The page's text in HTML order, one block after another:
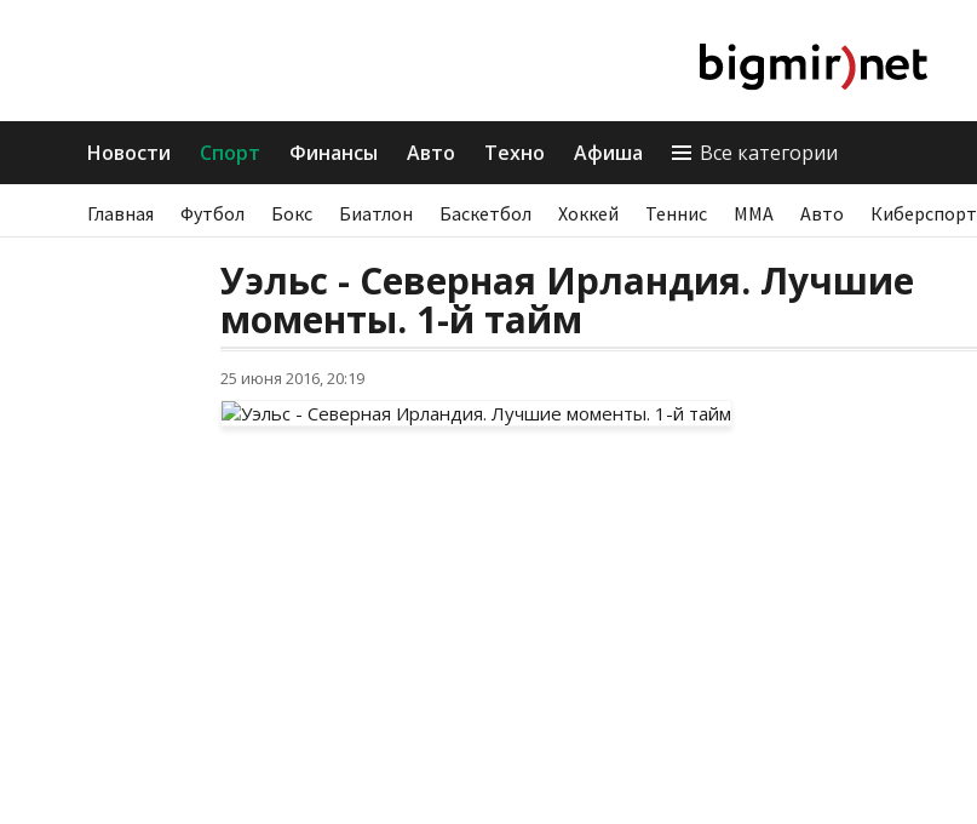
Новости Спорт Финансы Авто Техно Афиша Все категории
Главная Футбол Бокс Биатлон Баскетбол Хоккей Теннис ММА Авто Киберспорт
Уэльс - Северная Ирландия. Лучшие
моменты. 1-й тайм
25 июня 2016, 20:19